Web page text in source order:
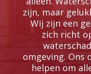
zijn, maar
Wij zijn een
zich richt
omgeving.​ Ons
helpen om